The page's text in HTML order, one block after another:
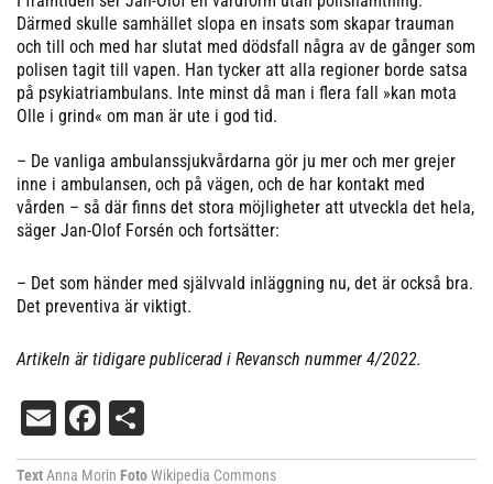
Därmed skulle samhället slopa en insats som skapar trauman
och till och med har slutat med dödsfall några av de gånger som
polisen tagit till vapen. Han tycker att alla regioner borde satsa
på psykiatriambulans. Inte minst då man i flera fall »kan mota
Olle i grind« om man är ute i god tid.
– De vanliga ambulanssjukvårdarna gör ju mer och mer grejer
inne i ambulansen, och på vägen, och de har kontakt med
vården – så där finns det stora möjligheter att utveckla det hela,
säger Jan-Olof Forsén och fortsätter:
– Det som händer med självvald inläggning nu, det är också bra.
Det preventiva är viktigt.
Artikeln är tidigare publicerad i Revansch nummer 4/2022.
EmailFacebook
TextAnna Morin FotoWikipedia Commons